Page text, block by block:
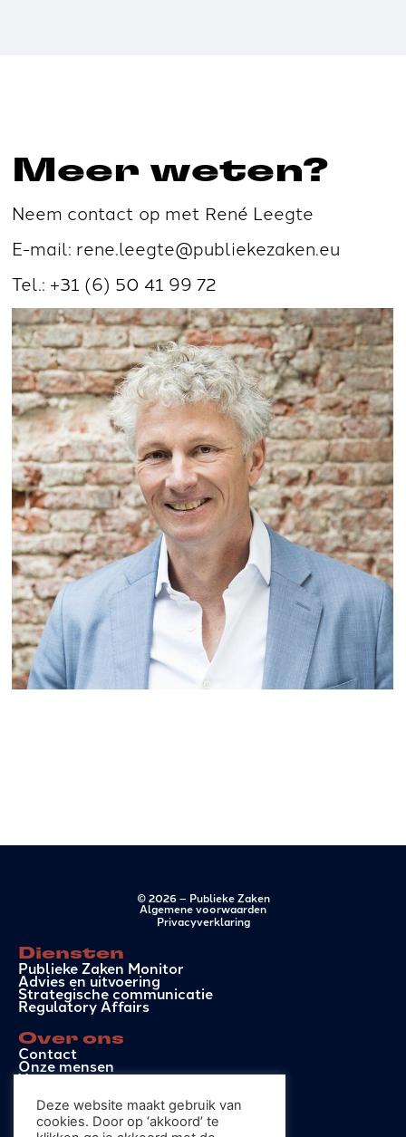
Meer weten?
Neem contact op met René Leegte
E-mail: rene.leegte@publiekezaken.eu
Tel.: +31 (6) 50 41 99 72
© 2026 – Publieke Zaken
Algemene voorwaarden
Privacyverklaring
Diensten
Publieke Zaken Monitor
Advies en uitvoering
Strategische communicatie
Regulatory Affairs
Over ons
Contact
Onze mensen
Vacatures
Contact
info@publiekezaken.eu
Deze website maakt gebruik van
cookies. Door op ‘akkoord’ te